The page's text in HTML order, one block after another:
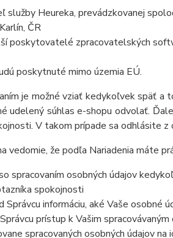
služby Heureka, prevádzkovanej
ČR
poskytovatelé zpracovatelských
poskytnuté mimo územia EÚ.
je možné vziať kedykoľvek späť a
udelený súhlas e-shopu odvolať.
V takom prípade sa odhlásite
vedomie, že podľa Nariadenia máte
spracovaním osobných údajov
spokojnosti
Správcu informáciu, aké Vaše osobné
prístup k Vašim
spracovaných osobných údajov